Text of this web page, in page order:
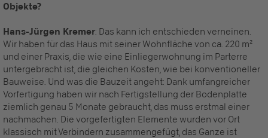
Objekte?
Hans-Jürgen Kremer: Das kann ich entschieden verneinen.
Wir haben für das Haus mit seiner Wohnfläche von ca. 220 m²
und einer Praxis, die wie eine Einliegerwohnung im Parterre
untergebracht ist, die gleichen Kosten, wie bei konventioneller
Bauweise. Und was die Bauzeit angeht: Dank umfangreicher
Vorfertigung haben wir nach Fertigstellung der Bodenplatte
ziemlich genau 5 Monate gebraucht, das muss erstmal einer
nachmachen. Die vorgefertigten Elemente wurden vor Ort
klassisch mit Verbindern zusammengefügt, das Ganze ist